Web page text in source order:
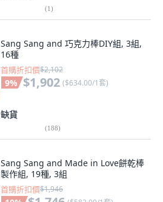
(1)
Sang Sang and 巧克力棒DIY組, 3組,
16種
首購折扣價$2,102
9% $1,902 ($634.00/1套)
缺貨
(188)
Sang Sang and Made in Love餅乾棒
製作組, 19種, 3組
首購折扣價$1,946